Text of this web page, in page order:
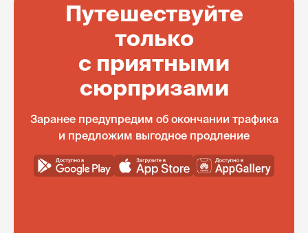
Путешествуйте
только
с приятными
сюрпризами
Заранее предупредим об окончании трафика
и предложим выгодное продление